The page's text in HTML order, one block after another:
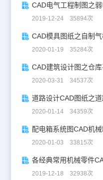
CAD电气工程制图之
2019-12-24 35894次
CAD模具图纸之自制气
2020-01-19 35284次
CAD建筑设计图之仓库
2020-03-31 34537次
2020-01-14 34359次
配电箱系统图CAD机械
2020-01-03 33815次
各经典常用机械零件
2019-12-18 32938次